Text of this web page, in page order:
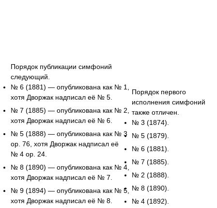
Порядок публикации симфоний
следующий.
№ 6 (1881) — опубликована как № 1,
хотя Дворжак надписал её № 5.
№ 7 (1885) — опубликована как № 2,
хотя Дворжак надписал её № 6.
№ 5 (1888) — опубликована как № 3
op. 76, хотя Дворжак надписал её
№ 4 op. 24.
№ 8 (1890) — опубликована как № 4,
хотя Дворжак надписал её № 7.
№ 9 (1894) — опубликована как № 5,
хотя Дворжак надписал её № 8.
Порядок первого
исполнения симфоний
также отличен.
№ 3 (1874).
№ 5 (1879).
№ 6 (1881).
№ 7 (1885).
№ 2 (1888).
№ 8 (1890).
№ 4 (1892).